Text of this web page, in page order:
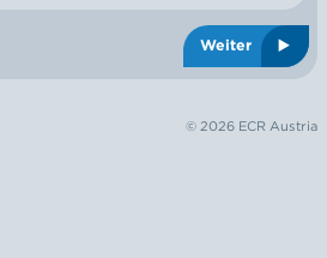
Weiter
© 2026 ECR Austria